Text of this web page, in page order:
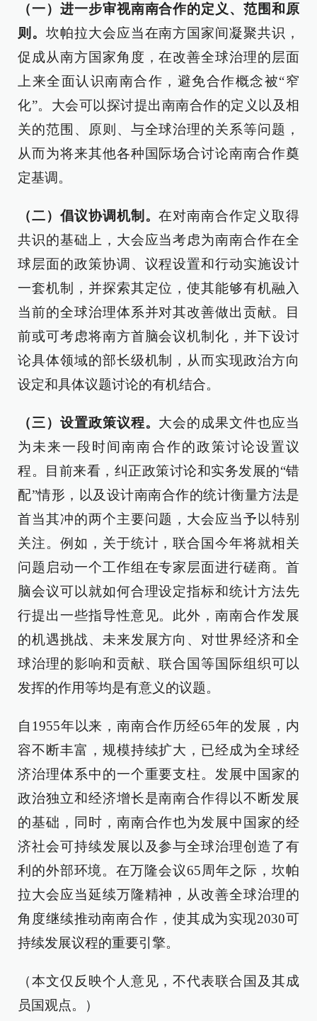
（一）进一步审视南南合作的定义、范围和原
则。 坎帕拉大会应当在南方国家间凝聚共识，
促成从南方国家角度，在改善全球治理的层面
上来全面认识南南合作，避免合作概念被“窄
化”。大会可以探讨提出南南合作的定义以及相
关的范围、原则、与全球治理的关系等问题，
从而为将来其他各种国际场合讨论南南合作奠
定基调。
（二）倡议协调机制。在对南南合作定义取得
共识的基础上，大会应当考虑为南南合作在全
球层面的政策协调、议程设置和行动实施设计
一套机制，并探索其定位，使其能够有机融入
当前的全球治理体系并对其改善做出贡献。目
前或可考虑将南方首脑会议机制化，并下设讨
论具体领域的部长级机制，从而实现政治方向
设定和具体议题讨论的有机结合。
（三）设置政策议程。 大会的成果文件也应当
为未来一段时间南南合作的政策讨论设置议
程。目前来看，纠正政策讨论和实务发展的“错
配”情形，以及设计南南合作的统计衡量方法是
首当其冲的两个主要问题，大会应当予以特别
关注。例如，关于统计，联合国今年将就相关
问题启动一个工作组在专家层面进行磋商。首
脑会议可以就如何合理设定指标和统计方法先
行提出一些指导性意见。此外，南南合作发展
的机遇挑战、未来发展方向、对世界经济和全
球治理的影响和贡献、联合国等国际组织可以
发挥的作用等均是有意义的议题。
自1955年以来，南南合作历经65年的发展，内
容不断丰富，规模持续扩大，已经成为全球经
济治理体系中的一个重要支柱。发展中国家的
政治独立和经济增长是南南合作得以不断发展
的基础，同时，南南合作也为发展中国家的经
济社会可持续发展以及参与全球治理创造了有
利的外部环境。在万隆会议65周年之际，坎帕
拉大会应当延续万隆精神，从改善全球治理的
角度继续推动南南合作，使其成为实现2030可
持续发展议程的重要引擎。
（本文仅反映个人意见，不代表联合国及其成
员国观点。）